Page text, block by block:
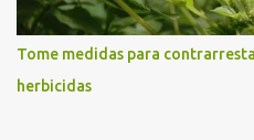
Tome medidas para
herbicidas